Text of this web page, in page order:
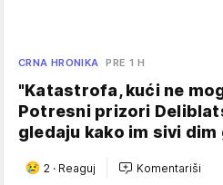
CRNA HRONIKA PRE 1 H
"Katastrofa, kući ne
Potresni prizori
gledaju kako im sivi
2 · Reaguj Komentariši